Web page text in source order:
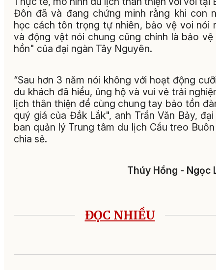
Đôn đã và đang chứng minh rằng khi con
học cách tôn trọng tự nhiên, bảo vệ voi nói
và động vật nói chung cũng chính là bảo vệ
hồn" của đại ngàn Tây Nguyên.
“Sau hơn 3 năm nói không với hoạt động cưỡi
du khách đã hiểu, ủng hộ và vui vẻ trải
lịch thân thiện để cùng chung tay bảo tồn
quý giá của Đắk Lắk", anh Trần Văn Bảy, đại
ban quản lý Trung tâm du lịch Cầu treo Buôn
chia sẻ.
Thúy Hồng - Ngọc
ĐỌC NHIỀU